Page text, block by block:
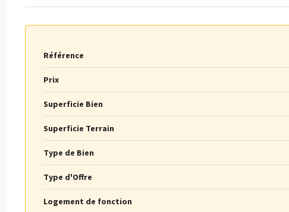
Référence
Prix
Superficie Bien
Superficie Terrain
Type de Bien
Type d'Offre
Logement de fonction